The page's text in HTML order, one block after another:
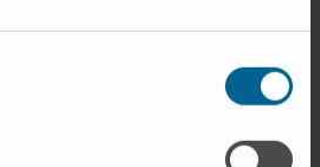
información con
: “Si en una familia
con una enfermedad,